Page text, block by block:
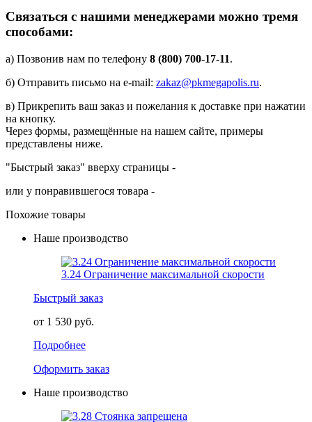
Связаться с нашими менеджерами можно тремя
способами:
а) Позвонив нам по телефону 8 (800) 700-17-11.
б) Отправить письмо на e-mail: zakaz@pkmegapolis.ru.
в) Прикрепить ваш заказ и пожелания к доставке при нажатии
на кнопку.
Через формы, размещённые на нашем сайте, примеры
представлены ниже.
"Быстрый заказ" вверху страницы -
или у понравившегося товара -
Похожие товары
Наше производство
3.24 Ограничение максимальной скорости
Быстрый заказ
от 1 530 руб.
Подробнее
Оформить заказ
Наше производство